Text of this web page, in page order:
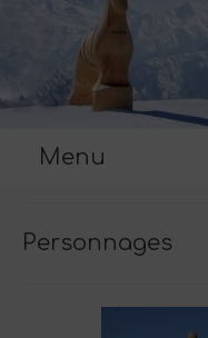
Menu
Personnages